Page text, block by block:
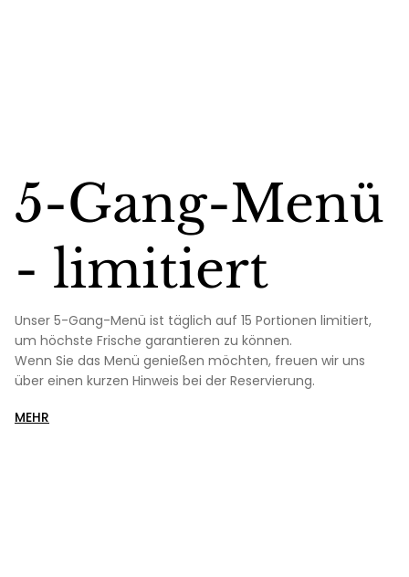
5-Gang-Menü
- limitiert
Unser 5-Gang-Menü ist täglich auf 15 Portionen limitiert,
um höchste Frische garantieren zu können.
Wenn Sie das Menü genießen möchten, freuen wir uns
über einen kurzen Hinweis bei der Reservierung.
MEHR